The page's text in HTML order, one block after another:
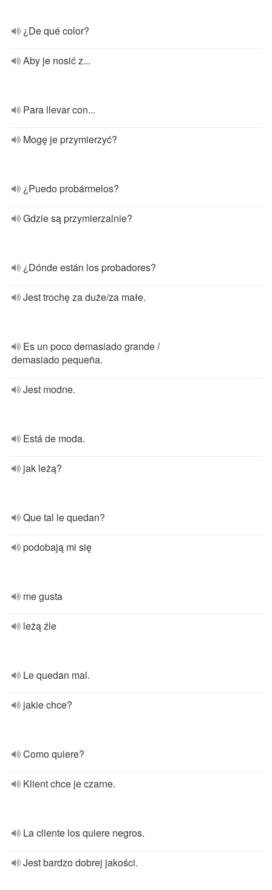
¿De qué color?
Aby je nosić z...
Para llevar con...
Mogę je przymierzyć?
¿Puedo probármelos?
Gdzie są przymierzalnie?
¿Dónde están los probadores?
Jest trochę za duże/za małe.
Es un poco demasiado grande /
demasiado pequeña.
Jest modne.
Está de moda.
jak leżą?
Que tal le quedan?
podobają mi się
me gusta
leżą źle
Le quedan mal.
jakie chce?
Como quiere?
Klient chce je czarne.
La cliente los quiere negros.
Jest bardzo dobrej jakości.